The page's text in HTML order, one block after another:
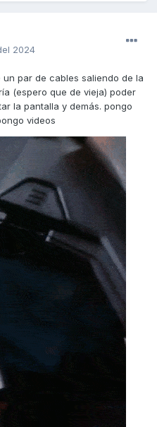
2024
par de cables saliendo de la
(espero que de vieja) poder
la pantalla y demás. pongo
videos